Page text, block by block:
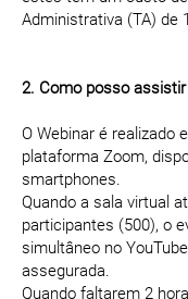
Administrativa (TA) de
2. Como posso
O Webinar é realizado
plataforma Zoom,
smartphones.
Quando a sala virtual
participantes (500), o
simultâneo no
assegurada.
Quando faltarem 2